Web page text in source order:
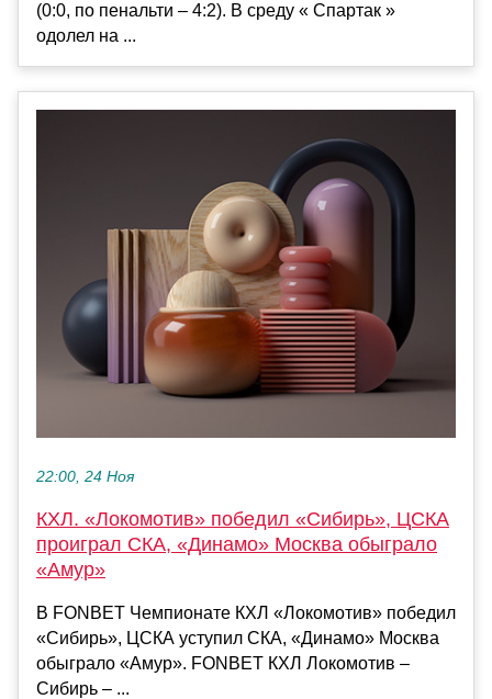
(0:0, по пенальти – 4:2). В среду « Спартак »
одолел на ...
22:00, 24 Ноя
КХЛ. «Локомотив» победил «Сибирь», ЦСКА
проиграл СКА, «Динамо» Москва обыграло
«Амур»
В FONBET Чемпионате КХЛ «Локомотив» победил
«Сибирь», ЦСКА уступил СКА, «Динамо» Москва
обыграло «Амур». FONBET КХЛ Локомотив –
Сибирь – ...